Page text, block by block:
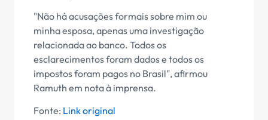
"Não há acusações formais sobre mim ou
minha esposa, apenas uma investigação
relacionada ao banco. Todos os
esclarecimentos foram dados e todos os
impostos foram pagos no Brasil", afirmou
Ramuth em nota à imprensa.
Fonte: Link original